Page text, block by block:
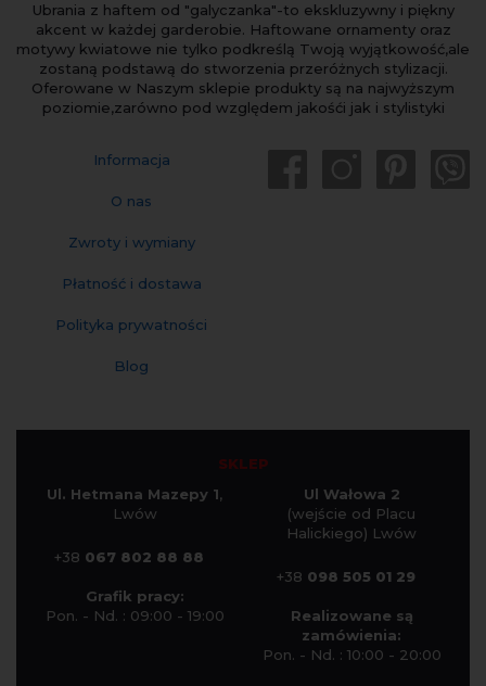
Ubrania z haftem od "galyczanka"-to ekskluzywny i piękny
akcent w każdej garderobie. Haftowane ornamenty oraz
motywy kwiatowe nie tylko podkreślą Twoją wyjątkowość,ale
zostaną podstawą do stworzenia przeróżnych stylizacji.
Oferowane w Naszym sklepie produkty są na najwyższym
poziomie,zarówno pod względem jakośći jak i stylistyki
Informacja
O nas
Zwroty i wymiany
Płatność i dostawa
Polityka prywatności
Blog
SKLEP
Ul. Hetmana Mazepy 1,
Lwów
+38 067 802 88 88
Grafik pracy:
Pon. - Nd. : 09:00 - 19:00
Ul Wałowa 2
(wejście od Placu
Halickiego) Lwów
+38 098 505 01 29
Realizowane są
zamówienia:
Pon. - Nd. : 10:00 - 20:00